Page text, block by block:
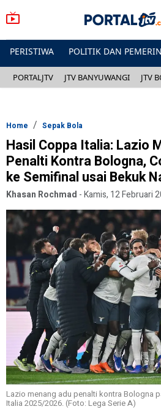
PERISTIWA POLITIK DAN
PORTALJTV JTV BANYUWANGI JTV
Home Sepak Bola
Hasil Coppa Italia: Lazio
Penalti Kontra Bologna,
ke Semifinal usai Bekuk
Khasan Rochmad -Kamis, 12 Februari
Lazio menang adu penalti kontra Bologna
Italia 2025/2026. (Foto: Lega Serie A)